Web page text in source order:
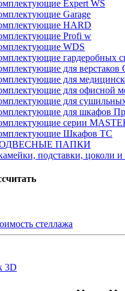
Expert WS
Garage
HARD
Profi w
WDS
гардеробных
для верстаков
для
для офисной
для
для шкафов
серии
Шкафов ТС
ПАПКИ
подставки, цоколи
стеллажа
3D